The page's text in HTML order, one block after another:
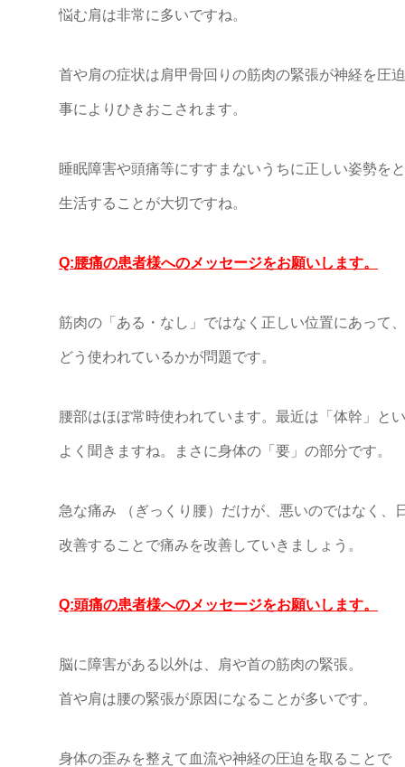
悩む肩は非常に多いですね。
首や肩の症状は肩甲骨回りの筋肉の緊張が神経を圧
事によりひきおこされます。
睡眠障害や頭痛等にすすまないうちに正しい姿勢を
生活することが大切ですね。
Q:腰痛の患者様へのメッセージをお願いします。
筋肉の「ある・なし」ではなく正しい位置にあって、
どう使われているかが問題です。
腰部はほぼ常時使われています。最近は「体幹」と
よく聞きますね。まさに身体の「要」の部分です。
急な痛み （ぎっくり腰）だけが、悪いのではなく、
改善することで痛みを改善していきましょう。
Q:頭痛の患者様へのメッセージをお願いします。
脳に障害がある以外は、肩や首の筋肉の緊張。
首や肩は腰の緊張が原因になることが多いです。
身体の歪みを整えて血流や神経の圧迫を取ることで